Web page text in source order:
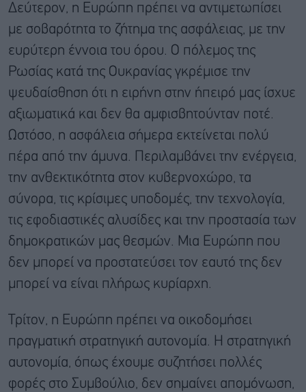
Δεύτερον, η Ευρώπη πρέπει να αντιμετωπίσει
με σοβαρότητα το ζήτημα της ασφάλειας, με την
ευρύτερη έννοια του όρου. Ο πόλεμος της
Ρωσίας κατά της Ουκρανίας γκρέμισε την
ψευδαίσθηση ότι η ειρήνη στην ήπειρό μας ίσχυε
αξιωματικά και δεν θα αμφισβητούνταν ποτέ.
Ωστόσο, η ασφάλεια σήμερα εκτείνεται πολύ
πέρα από την άμυνα. Περιλαμβάνει την ενέργεια,
την ανθεκτικότητα στον κυβερνοχώρο, τα
σύνορα, τις κρίσιμες υποδομές, την τεχνολογία,
τις εφοδιαστικές αλυσίδες και την προστασία των
δημοκρατικών μας θεσμών. Μια Ευρώπη που
δεν μπορεί να προστατεύσει τον εαυτό της δεν
μπορεί να είναι πλήρως κυρίαρχη.
Τρίτον, η Ευρώπη πρέπει να οικοδομήσει
πραγματική στρατηγική αυτονομία. Η στρατηγική
αυτονομία, όπως έχουμε συζητήσει πολλές
φορές στο Συμβούλιο, δεν σημαίνει απομόνωση,